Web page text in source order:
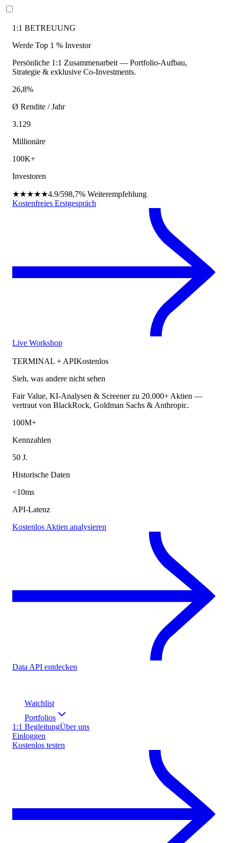
1:1 BETREUUNG
Werde Top 1 % Investor
Persönliche 1:1 Zusammenarbeit — Portfolio-Aufbau,
Strategie & exklusive Co-Investments.
26,8%
Ø Rendite / Jahr
3.129
Millionäre
100K+
Investoren
★★★★★4.9/598,7% Weiterempfehlung
Kostenfreies Erstgespräch
Live Workshop
TERMINAL + APIKostenlos
Sieh, was andere nicht sehen
Fair Value, KI-Analysen & Screener zu 20.000+ Aktien —
vertraut von BlackRock, Goldman Sachs & Anthropic.
100M+
Kennzahlen
50 J.
Historische Daten
<10ms
API-Latenz
Kostenlos Aktien analysieren
Data API entdecken
Watchlist
Portfolios
1:1 BegleitungÜber uns
Einloggen
Kostenlos testen